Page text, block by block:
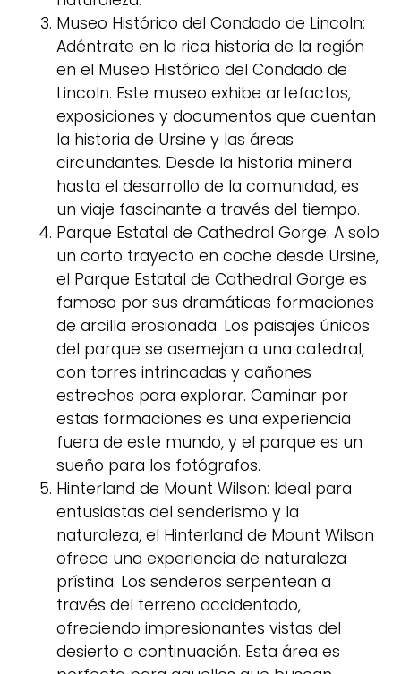
Museo Histórico del Condado de Lincoln:
Adéntrate en la rica historia de la región
en el Museo Histórico del Condado de
Lincoln. Este museo exhibe artefactos,
exposiciones y documentos que cuentan
la historia de Ursine y las áreas
circundantes. Desde la historia minera
hasta el desarrollo de la comunidad, es
un viaje fascinante a través del tiempo.
Parque Estatal de Cathedral Gorge: A solo
un corto trayecto en coche desde Ursine,
el Parque Estatal de Cathedral Gorge es
famoso por sus dramáticas formaciones
de arcilla erosionada. Los paisajes únicos
del parque se asemejan a una catedral,
con torres intrincadas y cañones
estrechos para explorar. Caminar por
estas formaciones es una experiencia
fuera de este mundo, y el parque es un
sueño para los fotógrafos.
Hinterland de Mount Wilson: Ideal para
entusiastas del senderismo y la
naturaleza, el Hinterland de Mount Wilson
ofrece una experiencia de naturaleza
prístina. Los senderos serpentean a
través del terreno accidentado,
ofreciendo impresionantes vistas del
desierto a continuación. Esta área es